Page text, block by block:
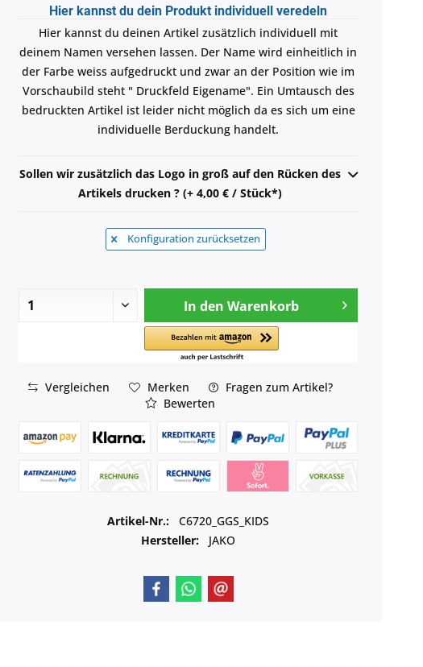
Hier kannst du dein Produkt individuell veredeln
Hier kannst du deinen Artikel zusätzlich individuell mit
deinem Namen versehen lassen. Der Name wird einheitlich in
der Farbe weiss aufgedruckt und zwar an der Position wie im
Vorschaubild steht " Druckfeld Eigename". Ein Umtausch des
bedruckten Artikel ist leider nicht möglich da es sich um eine
individuelle Berduckung handelt.
Sollen wir zusätzlich das Logo in groß auf den Rücken des
Artikels drucken ? (+ 4,00 € / Stück*)
Konfiguration zurücksetzen
In den Warenkorb
Vergleichen Merken
Fragen zum Artikel?
Bewerten
Artikel-Nr.:
C6720_GGS_KIDS
Hersteller:
JAKO